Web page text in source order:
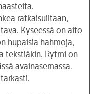
ratkaisuiltaan,
Kyseessä on aito
hupaisia hahmoja,
tekstiäkin. Rytmi on
avainasemassa.